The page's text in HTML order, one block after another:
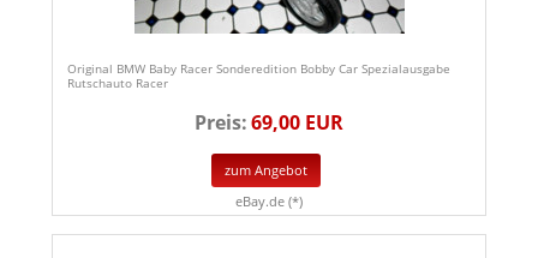
Original BMW Baby Racer Sonderedition Bobby Car Spezialausgabe
Rutschauto Racer
Preis:69,00 EUR
zum Angebot
eBay.de (*)